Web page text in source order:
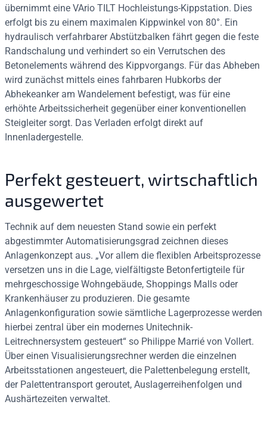
übernimmt eine VArio TILT Hochleistungs-Kippstation. Dies
erfolgt bis zu einem maximalen Kippwinkel von 80°. Ein
hydraulisch verfahrbarer Abstützbalken fährt gegen die feste
Randschalung und verhindert so ein Verrutschen des
Betonelements während des Kippvorgangs. Für das Abheben
wird zunächst mittels eines fahrbaren Hubkorbs der
Abhekeanker am Wandelement befestigt, was für eine
erhöhte Arbeitssicherheit gegenüber einer konventionellen
Steigleiter sorgt. Das Verladen erfolgt direkt auf
Innenladergestelle.
Perfekt gesteuert, wirtschaftlich
ausgewertet
Technik auf dem neuesten Stand sowie ein perfekt
abgestimmter Automatisierungsgrad zeichnen dieses
Anlagenkonzept aus. „Vor allem die flexiblen Arbeitsprozesse
versetzen uns in die Lage, vielfältigste Betonfertigteile für
mehrgeschossige Wohngebäude, Shoppings Malls oder
Krankenhäuser zu produzieren. Die gesamte
Anlagenkonfiguration sowie sämtliche Lagerprozesse werden
hierbei zentral über ein modernes Unitechnik-
Leitrechnersystem gesteuert“ so Philippe Marrié von Vollert.
Über einen Visualisierungsrechner werden die einzelnen
Arbeitsstationen angesteuert, die Palettenbelegung erstellt,
der Palettentransport geroutet, Auslagerreihenfolgen und
Aushärtezeiten verwaltet.